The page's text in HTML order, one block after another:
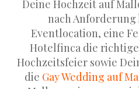
Deine Hochzeit auf
nach
Eventlocation, eine
Hotelfinca die
Hochzeitsfeier sowie
die Gay Wedding auf